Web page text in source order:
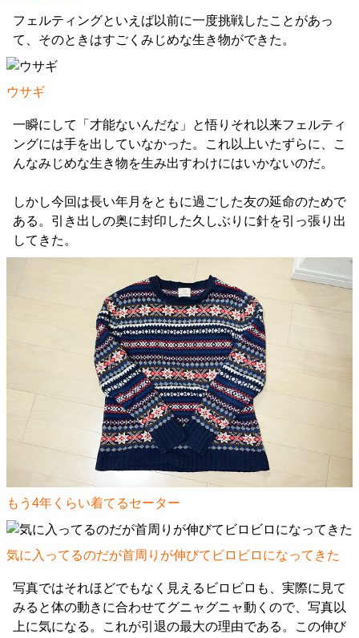
フェルティングといえば以前に一度挑戦したことがあっ
て、そのときはすごくみじめな生き物ができた。
ウサギ
一瞬にして「才能ないんだな」と悟りそれ以来フェルティ
ングには手を出していなかった。これ以上いたずらに、こ
んなみじめな生き物を生み出すわけにはいかないのだ。
しかし今回は長い年月をともに過ごした友の延命のためで
ある。引き出しの奥に封印した久しぶりに針を引っ張り出
してきた。
もう4年くらい着てるセーター
気に入ってるのだが首周りが伸びてビロビロになってきた
写真ではそれほどでもなく見えるビロビロも、実際に見て
みると体の動きに合わせてグニャグニャ動くので、写真以
上に気になる。これが引退の最大の理由である。この伸び